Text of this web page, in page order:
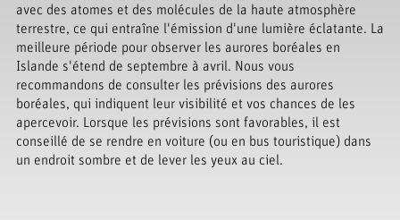
avec des atomes et des molécules de la haute atmosphère
terrestre, ce qui entraîne l'émission d'une lumière éclatante. La
meilleure période pour observer les aurores boréales en
Islande s'étend de septembre à avril. Nous vous
recommandons de consulter les prévisions des aurores
boréales, qui indiquent leur visibilité et vos chances de les
apercevoir. Lorsque les prévisions sont favorables, il est
conseillé de se rendre en voiture (ou en bus touristique) dans
un endroit sombre et de lever les yeux au ciel.